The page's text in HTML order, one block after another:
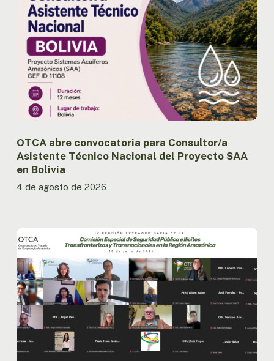
para
Consultor/a
Asistente
Técnico
Nacional
del
Proyecto
SAA
OTCA abre convocatoria para Consultor/a
Asistente Técnico Nacional del Proyecto SAA
en Bolivia
4 de agosto de 2026
amazónicos
avanzan
en
la
implementación
de
la
agenda
regional